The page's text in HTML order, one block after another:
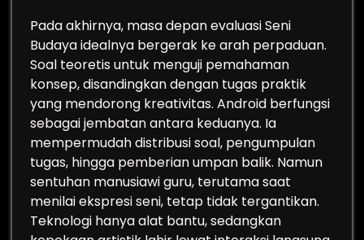
Pada akhirnya, masa depan evaluasi Seni
Budaya idealnya bergerak ke arah perpaduan.
Soal teoretis untuk menguji pemahaman
konsep, disandingkan dengan tugas praktik
yang mendorong kreativitas. Android berfungsi
sebagai jembatan antara keduanya. Ia
mempermudah distribusi soal, pengumpulan
tugas, hingga pemberian umpan balik. Namun
sentuhan manusiawi guru, terutama saat
menilai ekspresi seni, tetap tidak tergantikan.
Teknologi hanya alat bantu, sedangkan